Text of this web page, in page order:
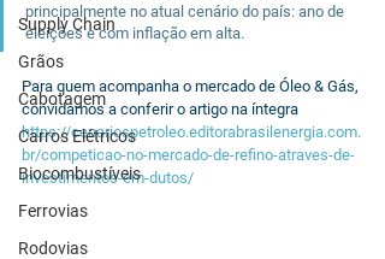
Supply Chain
Grãos
Cabotagem
Carros Elétricos
Biocombustíveis
Ferrovias
Rodovias
principalmente no atual cenário do país: ano de
eleições e com inflação em alta.
Para quem acompanha o mercado de Óleo & Gás,
convidamos a conferir o artigo na íntegra
https://cenariospetroleo.editorabrasilenergia.com.
br/competicao-no-mercado-de-refino-atraves-de-
investimentos-em-dutos/